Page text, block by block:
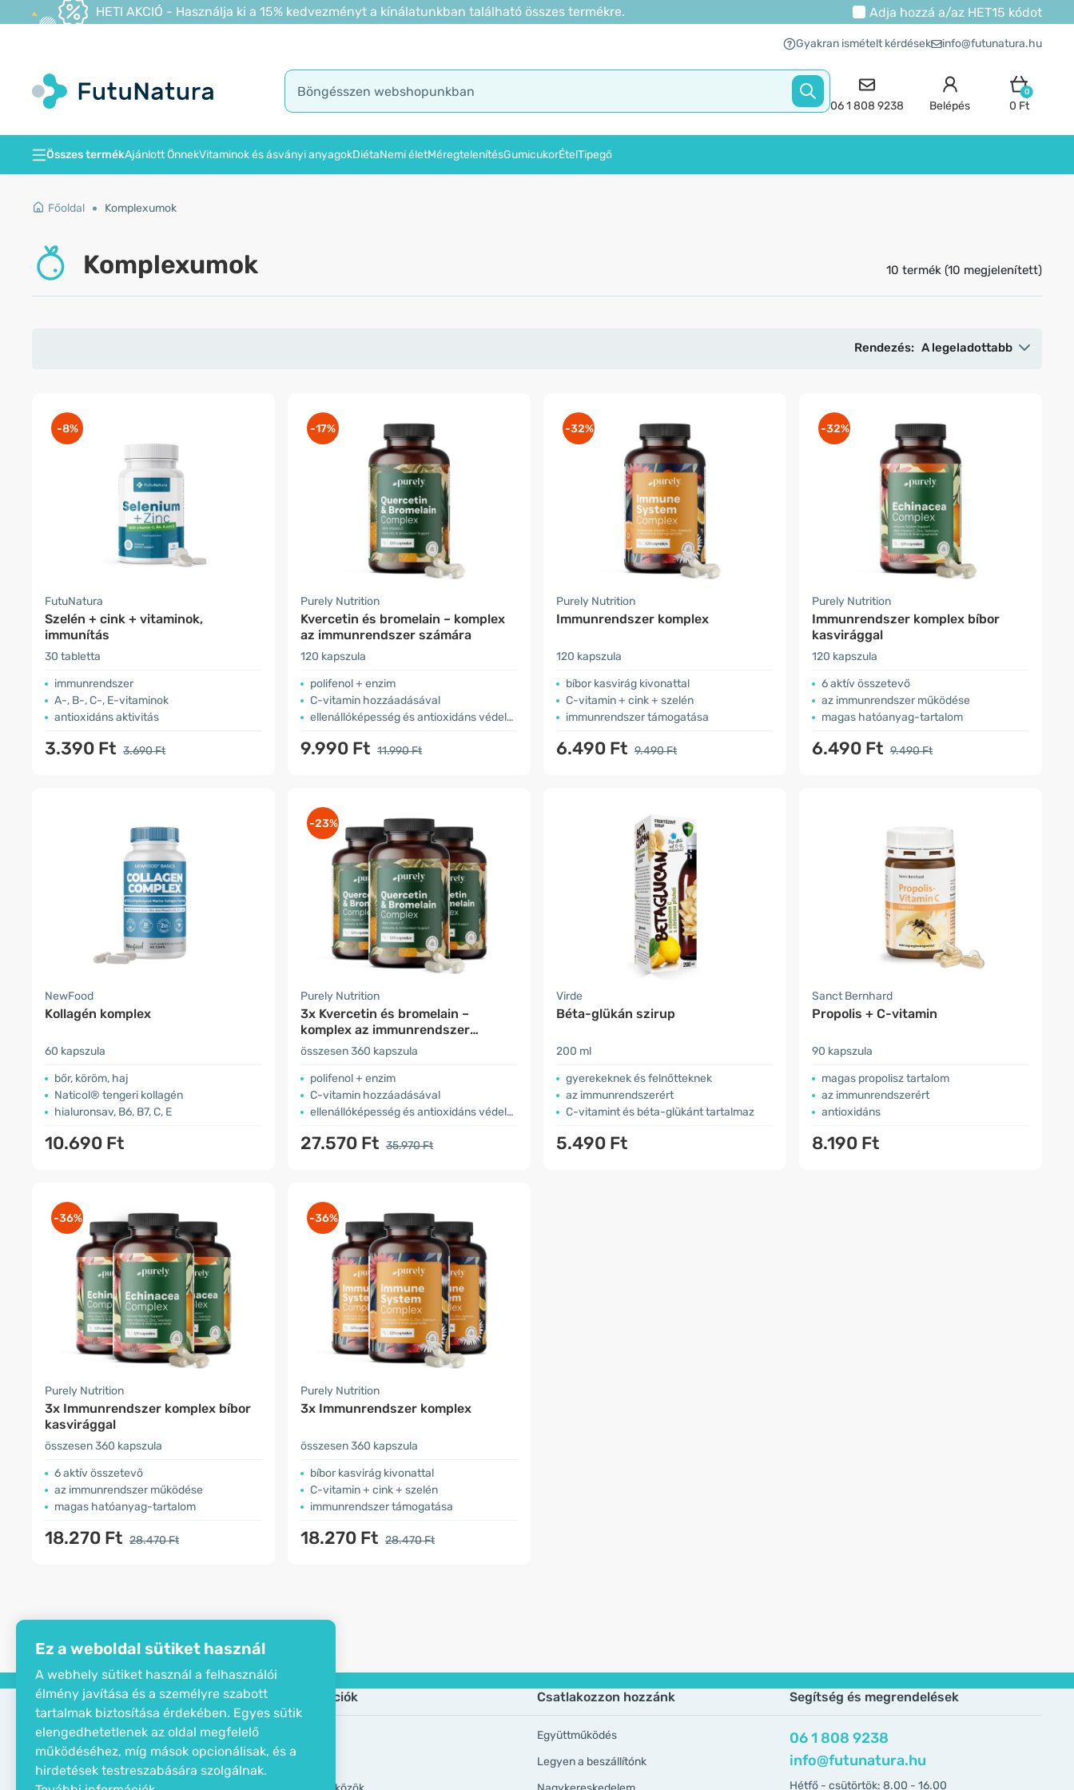
Ez a weboldal sütiket használ
A webhely sütiket használ a felhasználói
élmény javítása és a személyre szabott
tartalmak biztosítása érdekében. Egyes sütik
elengedhetetlenek az oldal megfelelő
működéséhez, míg mások opcionálisak, és a
hirdetések testreszabására szolgálnak.
HETI AKCIÓ - Használja ki a 15% kedvezményt a kínálatunkban található összes termékre. Adja hozzá a/az HET15 kódot
Gyakran ismételt kérdések info@futunatura.hu
06 1 808 9238 Belépés
0
0 Ft
Összes termékAjánlott ÖnnekVitaminok és ásványi anyagokDiétaNemi életMéregtelenítésGumicukorÉtelTipegő
Főoldal Komplexumok
Komplexumok 10 termék (10 megjelenített)
Rendezés: A legeladottabb
-8%
FutuNatura
Szelén + cink + vitaminok,
immunítás
30 tabletta
immunrendszer
A-, B-, C-, E-vitaminok
antioxidáns aktivitás
3.390 Ft 3.690 Ft
-17%
Purely Nutrition
Kvercetin és bromelain – komplex
az immunrendszer számára
120 kapszula
polifenol + enzim
C-vitamin hozzáadásával
ellenállóképesség és antioxidáns védelem
9.990 Ft 11.990 Ft
-32%
Purely Nutrition
Immunrendszer komplex
120 kapszula
bíbor kasvirág kivonattal
C-vitamin + cink + szelén
immunrendszer támogatása
6.490 Ft 9.490 Ft
-32%
Purely Nutrition
Immunrendszer komplex bíbor
kasvirággal
120 kapszula
6 aktív összetevő
az immunrendszer működése
magas hatóanyag-tartalom
6.490 Ft 9.490 Ft
NewFood
Kollagén komplex
60 kapszula
bőr, köröm, haj
Naticol® tengeri kollagén
hialuronsav, B6, B7, C, E
10.690 Ft
-23%
Purely Nutrition
3x Kvercetin és bromelain –
komplex az immunrendszer
számára
összesen 360 kapszula
polifenol + enzim
C-vitamin hozzáadásával
ellenállóképesség és antioxidáns védelem
27.570 Ft 35.970 Ft
Virde
Béta-glükán szirup
200 ml
gyerekeknek és felnőtteknek
az immunrendszerért
C-vitamint és béta-glükánt tartalmaz
5.490 Ft
Sanct Bernhard
Propolis + C-vitamin
90 kapszula
magas propolisz tartalom
az immunrendszerért
antioxidáns
8.190 Ft
-36%
Purely Nutrition
3x Immunrendszer komplex bíbor
kasvirággal
összesen 360 kapszula
6 aktív összetevő
az immunrendszer működése
magas hatóanyag-tartalom
18.270 Ft 28.470 Ft
-36%
Purely Nutrition
3x Immunrendszer komplex
összesen 360 kapszula
bíbor kasvirág kivonattal
C-vitamin + cink + szelén
immunrendszer támogatása
18.270 Ft 28.470 Ft
Cég
Öko tanusítvány
Információk Csatlakozzon hozzánk
Együttműködés
Legyen a beszállítónk
Segítség és megrendelések
06 1 808 9238
info@futunatura.hu
Hétfő - csütörtök: 8.00 - 16.00